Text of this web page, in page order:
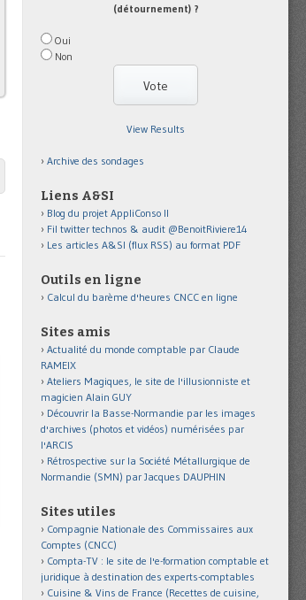
(détournement) ?
Oui
Non
View Results
Archive des sondages
Liens A&SI
Blog du projet AppliConso II
Fil twitter technos & audit @BenoitRiviere14
Les articles A&SI (flux RSS) au format PDF
Outils en ligne
Calcul du barème d'heures CNCC en ligne
Sites amis
Actualité du monde comptable par Claude
RAMEIX
Ateliers Magiques, le site de l'illusionniste et
magicien Alain GUY
Découvrir la Basse-Normandie par les images
d'archives (photos et vidéos) numérisées par
l'ARCIS
Rétrospective sur la Société Métallurgique de
Normandie (SMN) par Jacques DAUPHIN
Sites utiles
Compagnie Nationale des Commissaires aux
Comptes (CNCC)
Compta-TV : le site de l'e-formation comptable et
juridique à destination des experts-comptables
Cuisine & Vins de France (Recettes de cuisine,